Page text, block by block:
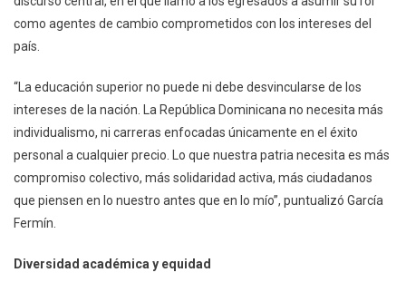
como agentes de cambio comprometidos con los intereses del
país.
“La educación superior no puede ni debe desvincularse de los
intereses de la nación. La República Dominicana no necesita más
individualismo, ni carreras enfocadas únicamente en el éxito
personal a cualquier precio. Lo que nuestra patria necesita es más
compromiso colectivo, más solidaridad activa, más ciudadanos
que piensen en lo nuestro antes que en lo mío”, puntualizó García
Fermín.
Diversidad académica y equidad